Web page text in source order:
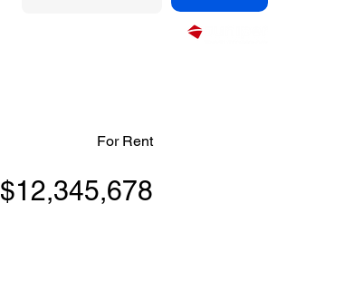
For Rent
$12,345,678